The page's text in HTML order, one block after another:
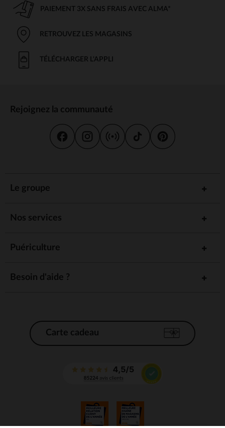
PAIEMENT 3X SANS FRAIS AVEC ALMA*
RETROUVEZ LES MAGASINS
TÉLÉCHARGER L'APPLI
Rejoignez la communauté
Le groupe
Nos services
Puériculture
Besoin d'aide ?
Carte cadeau